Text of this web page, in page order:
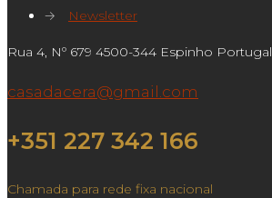
→
Newsletter
Rua 4, Nº 679 4500-344 Espinho Portugal
casadacera@gmail.com
+351 227 342 166
Chamada para rede fixa nacional